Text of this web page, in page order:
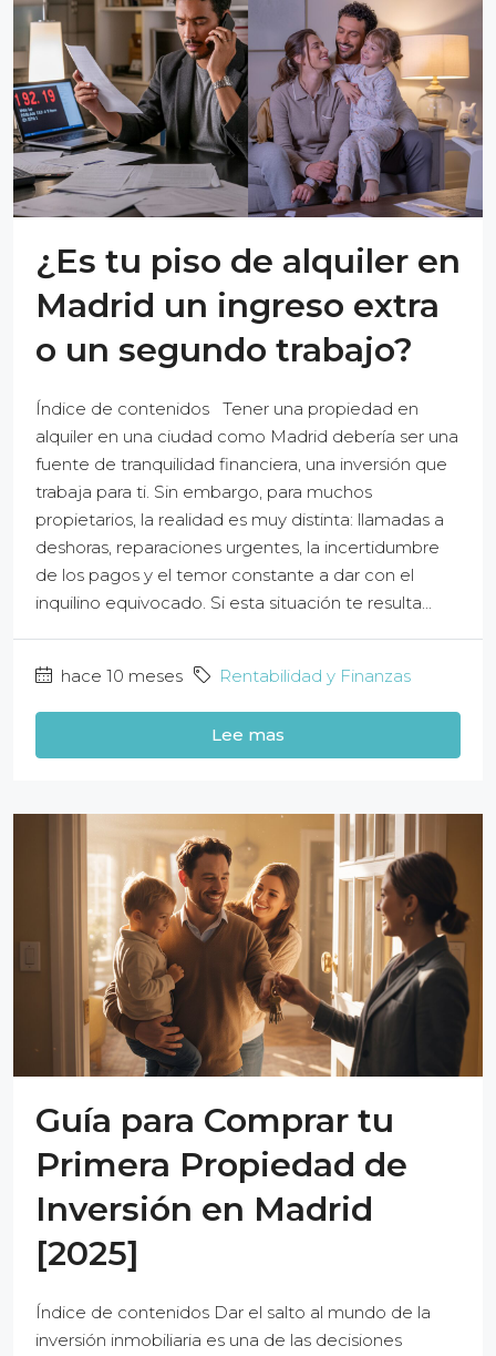
¿Es tu piso de alquiler en
Madrid un ingreso extra
o un segundo trabajo?
Índice de contenidos Tener una propiedad en
alquiler en una ciudad como Madrid debería ser una
fuente de tranquilidad financiera, una inversión que
trabaja para ti. Sin embargo, para muchos
propietarios, la realidad es muy distinta: llamadas a
deshoras, reparaciones urgentes, la incertidumbre
de los pagos y el temor constante a dar con el
inquilino equivocado. Si esta situación te resulta...
hace 10 meses Rentabilidad y Finanzas
Lee mas
Guía para Comprar tu
Primera Propiedad de
Inversión en Madrid
[2025]
Índice de contenidos Dar el salto al mundo de la
inversión inmobiliaria es una de las decisiones